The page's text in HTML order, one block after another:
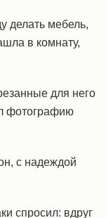
делать мебель,
в комнату,
для него
фотографию
с надеждой
спросил: вдруг